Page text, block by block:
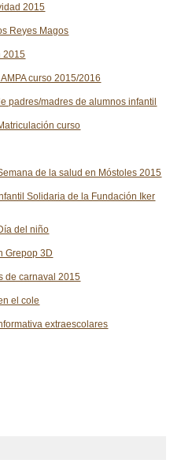
2015
Reyes Magos
2015
curso 2015/2016
padres/madres de alumnos infantil
curso
de la salud en Móstoles 2015
Solidaria de la Fundación Iker
del niño
Grepop 3D
de carnaval 2015
el cole
extraescolares